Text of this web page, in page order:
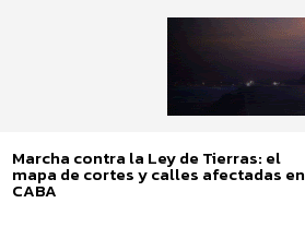
Marcha contra la Ley de Tierras: el
mapa de cortes y calles afectadas en
CABA